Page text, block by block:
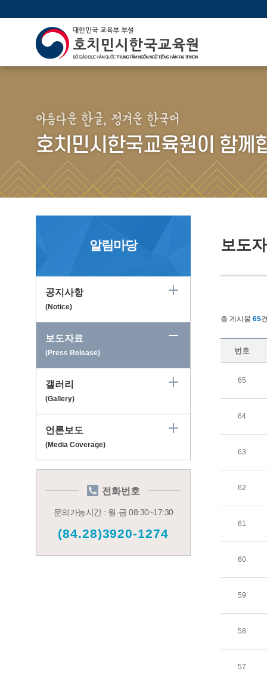
아름다운 한글, 정겨운 한국어
호치민시한국교육원이 함께
알림마당
공지사항
(Notice)
보도자료
(Press Release)
갤러리
(Gallery)
언론보도
(Media Coverage)
전화번호
문의가능시간 : 월-금 08:30~17:30
(84.28)3920-1274
보도
총 게시물 65
번호
65
64
63
62
61
60
59
58
57